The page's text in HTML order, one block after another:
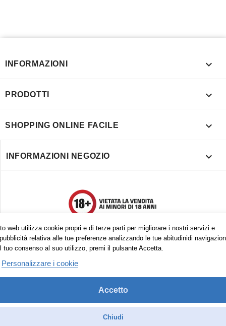
web utilizza cookie propri e di terze parti per migliorare i nostri servizi e
relativa alle tue preferenze analizzando le tue abitudinidi
tuo consenso al suo utilizzo, premi il pulsante Accetta.
Personalizzare i cookie
Accetto
Chiudi
INFORMAZIONI 
PRODOTTI 
SHOPPING ONLINE FACILE 
INFORMAZIONI NEGOZIO 
Trovaci anche su: